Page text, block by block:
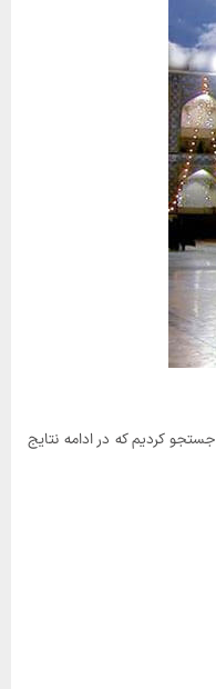
قیمت بلیط قطار اصفهان مشهد را جستجو کردیم که در ادامه نتایج